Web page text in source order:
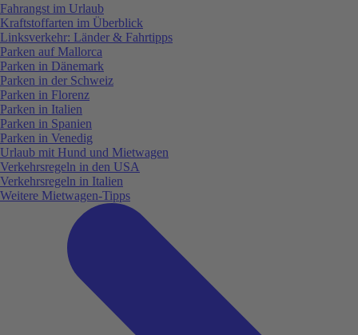
Fahrangst im Urlaub
Kraftstoffarten im Überblick
Linksverkehr: Länder & Fahrtipps
Parken auf Mallorca
Parken in Dänemark
Parken in der Schweiz
Parken in Florenz
Parken in Italien
Parken in Spanien
Parken in Venedig
Urlaub mit Hund und Mietwagen
Verkehrsregeln in den USA
Verkehrsregeln in Italien
Weitere Mietwagen-Tipps